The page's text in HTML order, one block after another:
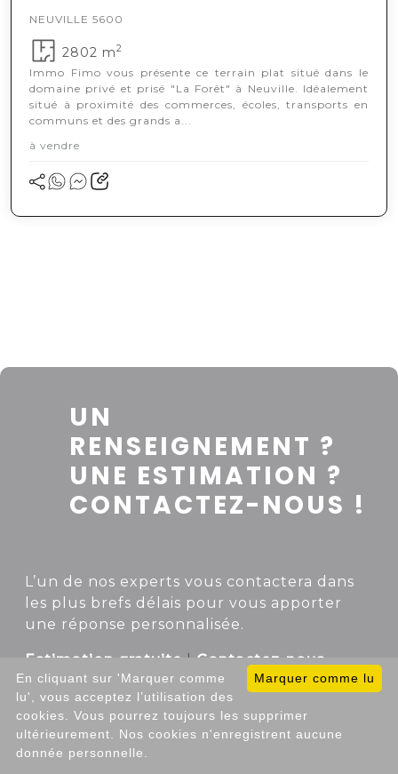
NEUVILLE 5600
2802 m2
Immo Fimo vous présente ce terrain plat situé dans le
domaine privé et prisé "La Forêt" à Neuville. Idéalement
situé à proximité des commerces, écoles, transports en
communs et des grands a...
à vendre
UN
RENSEIGNEMENT ?
UNE ESTIMATION ?
CONTACTEZ-NOUS !
L’un de nos experts vous contactera dans
les plus brefs délais pour vous apporter
une réponse personnalisée.
Estimation gratuite | Contactez-nous
Marquer comme lu
En cliquant sur 'Marquer comme
lu', vous acceptez l’utilisation des
cookies. Vous pourrez toujours les supprimer
ultérieurement. Nos cookies n'enregistrent aucune
donnée personnelle.